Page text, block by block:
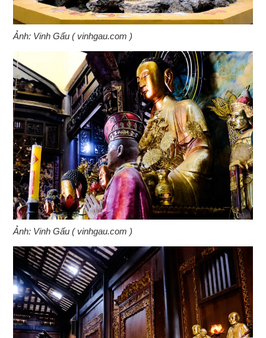
Ảnh: Vinh Gấu ( vinhgau.com )
Ảnh: Vinh Gấu ( vinhgau.com )